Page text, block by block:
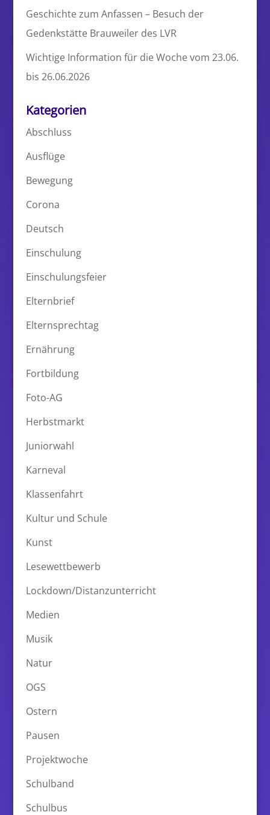
Geschichte zum Anfassen – Besuch der
Gedenkstätte Brauweiler des LVR
Wichtige Information für die Woche vom 23.06.
bis 26.06.2026
Kategorien
Abschluss
Ausflüge
Bewegung
Corona
Deutsch
Einschulung
Einschulungsfeier
Elternbrief
Elternsprechtag
Ernährung
Fortbildung
Foto-AG
Herbstmarkt
Juniorwahl
Karneval
Klassenfahrt
Kultur und Schule
Kunst
Lesewettbewerb
Lockdown/Distanzunterricht
Medien
Musik
Natur
OGS
Ostern
Pausen
Projektwoche
Schulband
Schulbus